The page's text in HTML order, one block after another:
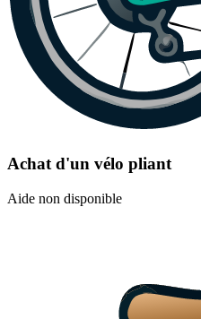
Achat d'un vélo pliant
Aide non disponible